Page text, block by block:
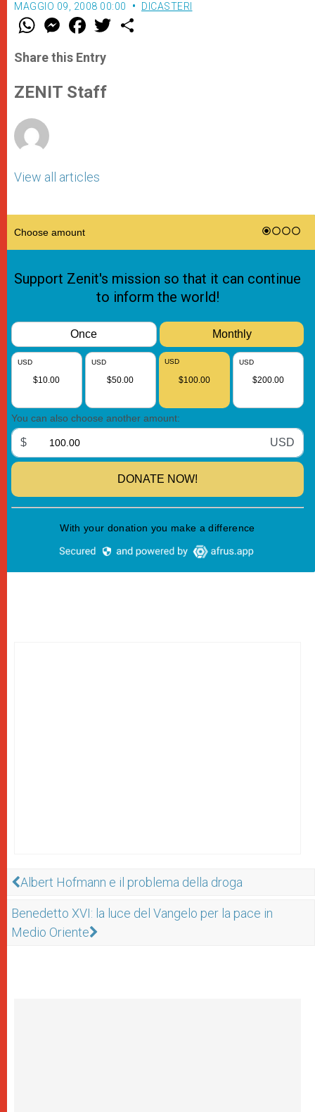
MAGGIO 09, 2008 00:00 DICASTERI
W
t
s
p
p
M
e
s
e
g
e
F
a
e
b
o
k
w
Share this Entry
ZENIT Staff
View all articles
Albert Hofmann e il problema della droga
Benedetto XVI: la luce del Vangelo per la pace in
Medio Oriente